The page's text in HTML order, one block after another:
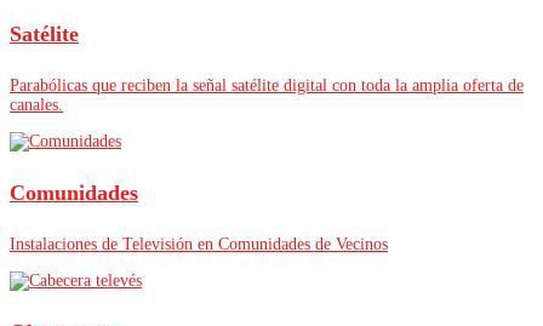
Satélite
Parabólicas que reciben la señal satélite digital con toda la amplia oferta de
canales.
Comunidades
Instalaciones de Televisión en Comunidades de Vecinos